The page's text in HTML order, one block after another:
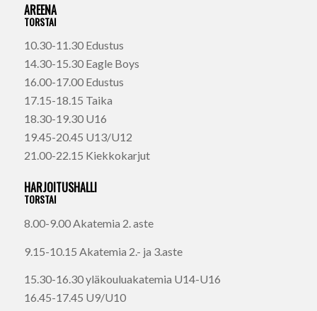
AREENA
TORSTAI
10.30-11.30 Edustus
14.30-15.30 Eagle Boys
16.00-17.00 Edustus
17.15-18.15 Taika
18.30-19.30 U16
19.45-20.45 U13/U12
21.00-22.15 Kiekkokarjut
HARJOITUSHALLI
TORSTAI
8.00-9.00 Akatemia 2. aste
9.15-10.15 Akatemia 2.- ja 3.aste
15.30-16.30 yläkouluakatemia U14-U16
16.45-17.45 U9/U10